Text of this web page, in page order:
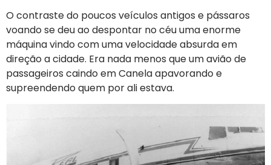
O contraste do poucos veículos antigos e pássaros
voando se deu ao despontar no céu uma enorme
máquina vindo com uma velocidade absurda em
direção a cidade. Era nada menos que um avião de
passageiros caindo em Canela apavorando e
supreendendo quem por ali estava.